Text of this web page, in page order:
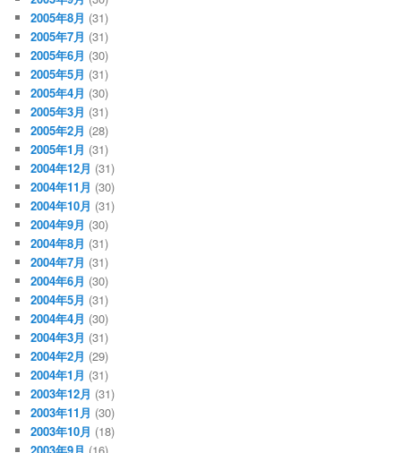
2005年8月 (31)
2005年7月 (31)
2005年6月 (30)
2005年5月 (31)
2005年4月 (30)
2005年3月 (31)
2005年2月 (28)
2005年1月 (31)
2004年12月 (31)
2004年11月 (30)
2004年10月 (31)
2004年9月 (30)
2004年8月 (31)
2004年7月 (31)
2004年6月 (30)
2004年5月 (31)
2004年4月 (30)
2004年3月 (31)
2004年2月 (29)
2004年1月 (31)
2003年12月 (31)
2003年11月 (30)
2003年10月 (18)
2003年9月 (16)